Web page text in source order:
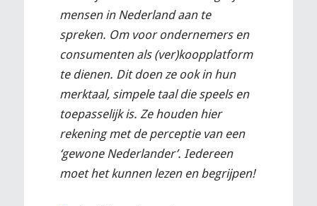
mensen in Nederland aan te
spreken. Om voor ondernemers en
consumenten als (ver)koopplatform
te dienen. Dit doen ze ook in hun
merktaal, simpele taal die speels en
toepasselijk is. Ze houden hier
rekening met de perceptie van een
‘gewone Nederlander’. Iedereen
moet het kunnen lezen en begrijpen!